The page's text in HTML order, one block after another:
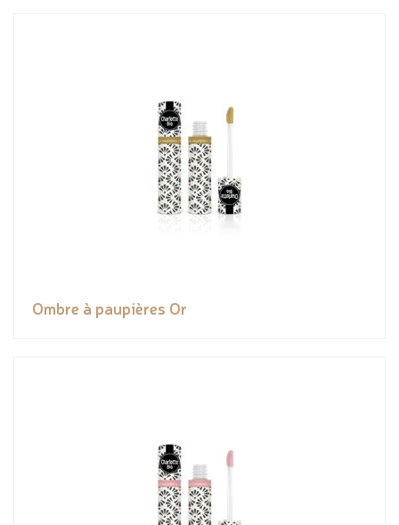
Ombre à paupières Or